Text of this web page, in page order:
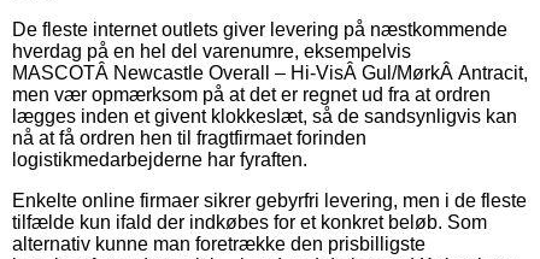
De fleste internet outlets giver levering på næstkommende
hverdag på en hel del varenumre, eksempelvis
MASCOTÂ Newcastle Overall – Hi-VisÂ Gul/MørkÂ Antracit,
men vær opmærksom på at det er regnet ud fra at ordren
lægges inden et givent klokkeslæt, så de sandsynligvis kan
nå at få ordren hen til fragtfirmaet forinden
logistikmedarbejderne har fyraften.
Enkelte online firmaer sikrer gebyrfri levering, men i de fleste
tilfælde kun ifald der indkøbes for et konkret beløb. Som
alternativ kunne man foretrække den prisbilligste